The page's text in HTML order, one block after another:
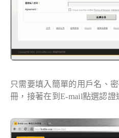
只需要填入簡單的用戶名、
冊，接著在到E-mail點選認證